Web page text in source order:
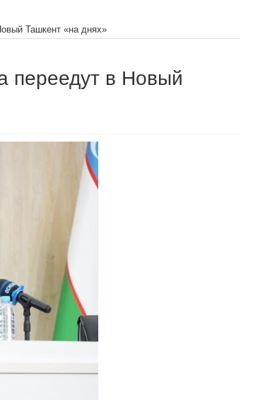
Ташкент «на днях»
переедут в Новый